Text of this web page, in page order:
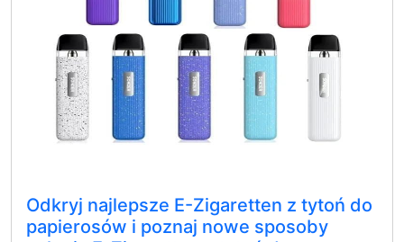
Odkryj najlepsze E-Zigaretten z tytoń do
papierosów i poznaj nowe sposoby